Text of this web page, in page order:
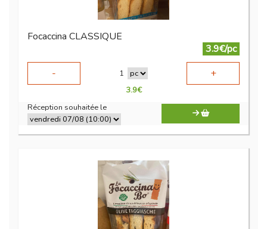
Focaccina CLASSIQUE
3.9€/pc
-
1 +
3.9€
Réception souhaitée le